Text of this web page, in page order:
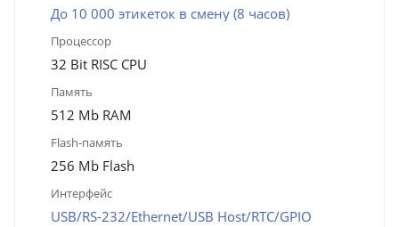
До 10 000 этикеток в смену (8 часов)
Процессор
32 Bit RISC CPU
Память
512 Mb RAM
Flash-память
256 Mb Flash
Интерфейс
USB/RS-232/Ethernet/USB Host/RTC/GPIO